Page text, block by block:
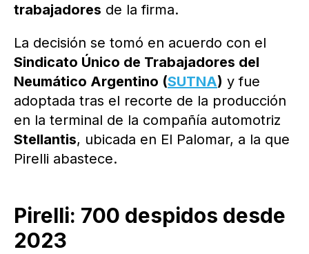
trabajadores de la firma.
La decisión se tomó en acuerdo con el
Sindicato Único de Trabajadores del
Neumático Argentino (SUTNA) y fue
adoptada tras el recorte de la producción
en la terminal de la compañía automotriz
Stellantis, ubicada en El Palomar, a la que
Pirelli abastece.
Pirelli: 700 despidos desde
2023